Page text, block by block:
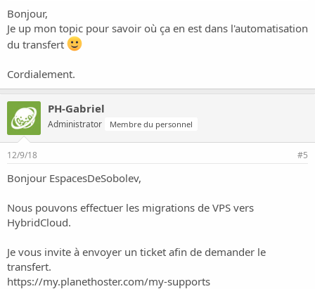
Bonjour,
Je up mon topic pour savoir où ça en est dans l'automatisation
du transfert
Cordialement.
PH-Gabriel
Administrator Membre du personnel
12/9/18 #5
Bonjour EspacesDeSobolev,
Nous pouvons effectuer les migrations de VPS vers
HybridCloud.
Je vous invite à envoyer un ticket afin de demander le
transfert.
https://my.planethoster.com/my-supports